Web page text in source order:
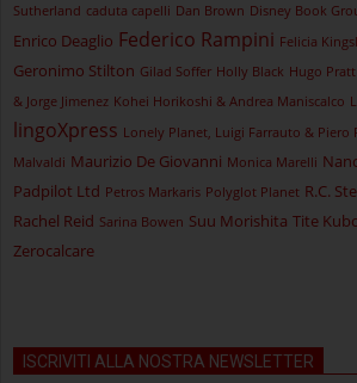
Sutherland caduta capelli Dan Brown Disney Book
Enrico Deaglio Federico Rampini Felicia
Geronimo Stilton Gilad Soffer Holly Black Hugo Pratt
& Jorge Jimenez Kohei Horikoshi & Andrea Maniscalco
lingoXpress Lonely Planet, Luigi Farrauto & Piero
Malvaldi Maurizio De Giovanni Monica Marelli
Padpilot Ltd Petros Markaris Polyglot Planet R.C.
Rachel Reid Sarina Bowen Suu Morishita Tite
Zerocalcare
ISCRIVITI ALLA NOSTRA NEWSLETTER